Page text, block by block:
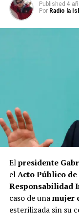
Published 4
Por Radio la
Elpresidente
elActo Público
Responsabilidad
caso de unamujer
esterilizada sin su